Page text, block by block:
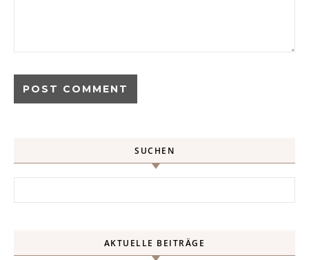
SUCHEN
AKTUELLE BEITRÄGE